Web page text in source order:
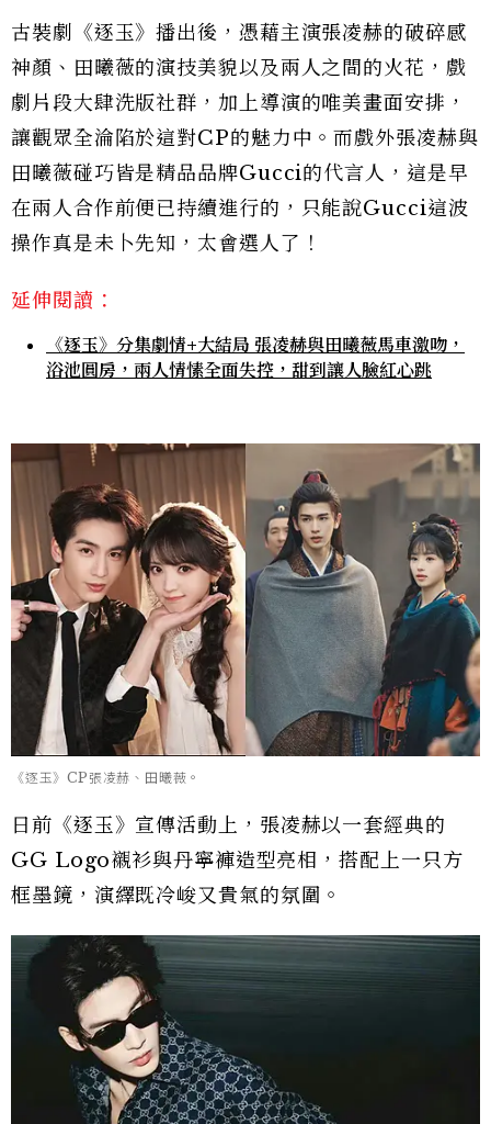
古裝劇《逐玉》播出後，憑藉主演張凌赫的破碎感
神顏、田曦薇的演技美貌以及兩人之間的火花，戲
劇片段大肆洗版社群，加上導演的唯美畫面安排，
讓觀眾全淪陷於這對CP的魅力中。而戲外張凌赫與
田曦薇碰巧皆是精品品牌Gucci的代言人，這是早
在兩人合作前便已持續進行的，只能說Gucci這波
操作真是未卜先知，太會選人了！
延伸閱讀：
《逐玉》分集劇情+大結局 張凌赫與田曦薇馬車激吻，
浴池圓房，兩人情愫全面失控，甜到讓人臉紅心跳
《逐玉》CP張凌赫、田曦薇。
日前《逐玉》宣傳活動上，張凌赫以一套經典的
GG Logo襯衫與丹寧褲造型亮相，搭配上一只方
框墨鏡，演繹既冷峻又貴氣的氛圍。